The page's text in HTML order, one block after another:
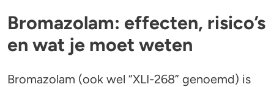
XTC / MDMA
Cocaïne
Speed
Aantoonbaarheid
Zwangerschap
Drugs & de wet
Bromazolam: effecten, risico’s
en wat je moet weten
Bromazolam (ook wel “XLI-268” genoemd) is